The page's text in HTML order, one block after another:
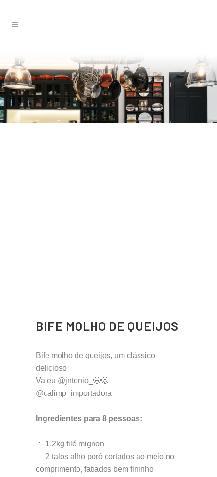
BIFE MOLHO DE QUEIJOS
Bife molho de queijos, um clássico
delicioso
Valeu @jntonio_🤩😋
@calimp_importadora
Ingredientes para 8 pessoas:
🔸 1,2kg filé mignon
🔸 2 talos alho poró cortados ao meio no
comprimento, fatiados bem fininho